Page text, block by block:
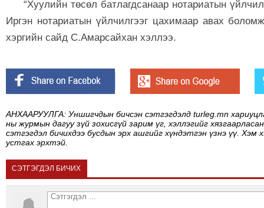
“Хуулийн төсөл батлагдсанаар нотариатын
Иргэн нотариатын үйлчилгээг цахимаар авах
хэргийн сайд С.Амарсайхан хэллээ.
АНХААРУУЛГА: Уншигчдын бичсэн сэтгэгдэлд turleg.mn
ны журмын дагуу зүй зохисгүй зарим үг, хэллэгийг
сэтгэгдэл бичихдээ бусдын эрх ашгийг хүндэтгэн үзнэ үү. Хэм
устгах эрхтэй.
СЭТГЭГДЭЛ БИЧИХ